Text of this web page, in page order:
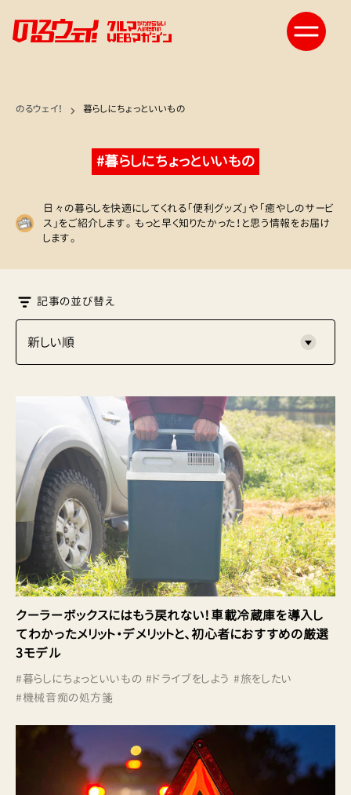
のるウェイ！ 暮らしにちょっといいもの
#暮らしにちょっといいもの
日々の暮らしを快適にしてくれる「便利グッズ」や「癒やしのサービ
ス」をご紹介します。 もっと早く知りたかった！と思う情報をお届け
します。
記事の並び替え
クーラーボックスにはもう戻れない！車載冷蔵庫を導入し
てわかったメリット・デメリットと、初心者におすすめの厳選
3モデル
#暮らしにちょっといいもの #ドライブをしよう #旅をしたい
#機械音痴の処方箋